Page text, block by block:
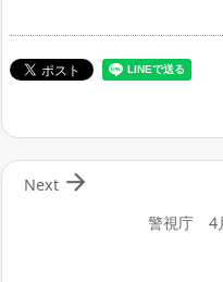
警視庁 4

Next